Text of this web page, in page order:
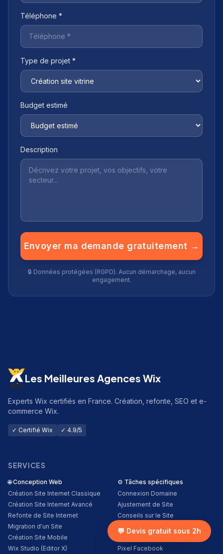
Téléphone *
Type de projet *
Budget estimé
Description
Envoyer ma demande gratuitement →
🔒 Données protégées (RGPD). Aucun démarchage, aucun
engagement.
Les Meilleures Agences Wix
Experts Wix certifiés en France. Création, refonte, SEO et e-
commerce Wix.
✓ Certifié Wix ✓ 4.9/5
SERVICES
🌐 Conception Web
Création Site Internet Classique
Création Site Internet Avancé
Refonte de Site Internet
Migration d'un Site
Création Site Mobile
Wix Studio (Editor X)
⚙️ Tâches spécifiques
Connexion Domaine
Ajustement de Site
Conseils sur le Site
Installation d'Applis
E-mails Personnalisés
Pixel Facebook
💬 Devis gratuit sous 2h